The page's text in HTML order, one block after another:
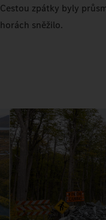
Cestou zpátky byly
horách sněžilo.